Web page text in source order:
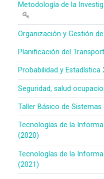
Metodología de la
Organización y Gestión
Planificación del
Probabilidad y Estadística
Seguridad, salud
Taller Básico de
Tecnologías de la
(2020)
Tecnologías de la
(2021)